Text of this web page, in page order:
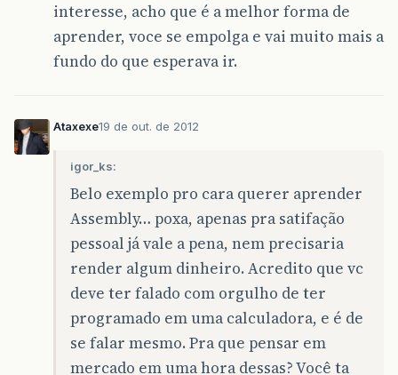
interesse, acho que é a melhor forma de
aprender, voce se empolga e vai muito mais a
fundo do que esperava ir.
Ataxexe19 de out. de 2012
igor_ks:
Belo exemplo pro cara querer aprender
Assembly… poxa, apenas pra satifação
pessoal já vale a pena, nem precisaria
render algum dinheiro. Acredito que vc
deve ter falado com orgulho de ter
programado em uma calculadora, e é de
se falar mesmo. Pra que pensar em
mercado em uma hora dessas? Você ta